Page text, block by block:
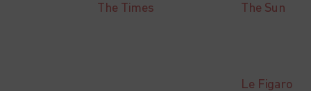
The Times The Sun
Le Figaro